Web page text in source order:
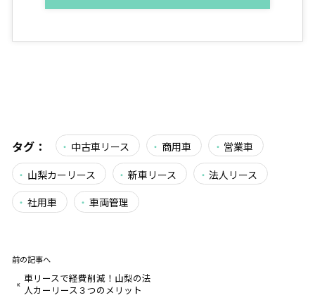
タグ： 中古車リース 商用車
営業車
山梨カーリース
新車リース
法人リース
社用車
車両管理
前の記事へ
« 車リースで経費削減！山梨の法
人カーリース３つのメリット